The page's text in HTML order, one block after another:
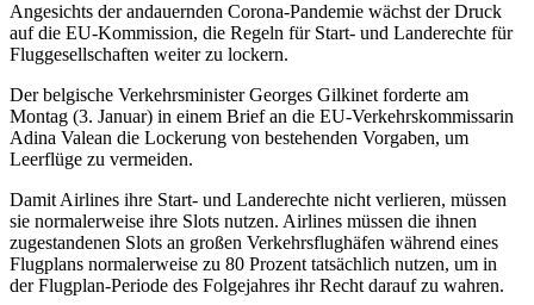
Angesichts der andauernden Corona-Pandemie wächst der Druck
auf die EU-Kommission, die Regeln für Start- und Landerechte für
Fluggesellschaften weiter zu lockern.
Der belgische Verkehrsminister Georges Gilkinet forderte am
Montag (3. Januar) in einem Brief an die EU-Verkehrskommissarin
Adina Valean die Lockerung von bestehenden Vorgaben, um
Leerflüge zu vermeiden.
Damit Airlines ihre Start- und Landerechte nicht verlieren, müssen
sie normalerweise ihre Slots nutzen. Airlines müssen die ihnen
zugestandenen Slots an großen Verkehrsflughäfen während eines
Flugplans normalerweise zu 80 Prozent tatsächlich nutzen, um in
der Flugplan-Periode des Folgejahres ihr Recht darauf zu wahren.